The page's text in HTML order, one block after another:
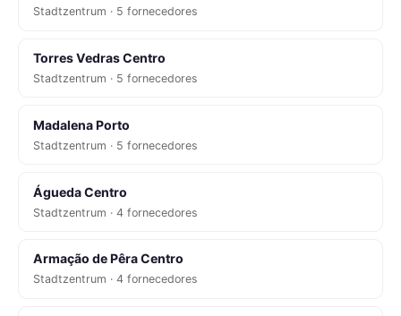
Stadtzentrum · 5 fornecedores
Torres Vedras Centro
Stadtzentrum · 5 fornecedores
Madalena Porto
Stadtzentrum · 5 fornecedores
Águeda Centro
Stadtzentrum · 4 fornecedores
Armação de Pêra Centro
Stadtzentrum · 4 fornecedores